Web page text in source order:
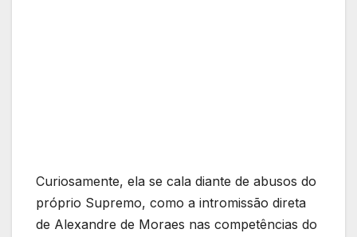
Curiosamente, ela se cala diante de abusos do
próprio Supremo, como a intromissão direta
de Alexandre de Moraes nas competências do